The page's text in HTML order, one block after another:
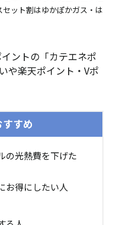
ット割はゆかぽかガス・は
ントの「カテエネポ
や楽天ポイント・Vポ
すめ
の光熱費を下げた
お得にしたい人